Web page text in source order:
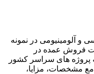
و آلومینیومی در نمونه
فروش عمده در
پروژه های سراسر کشور
مشخصات، مزایا،